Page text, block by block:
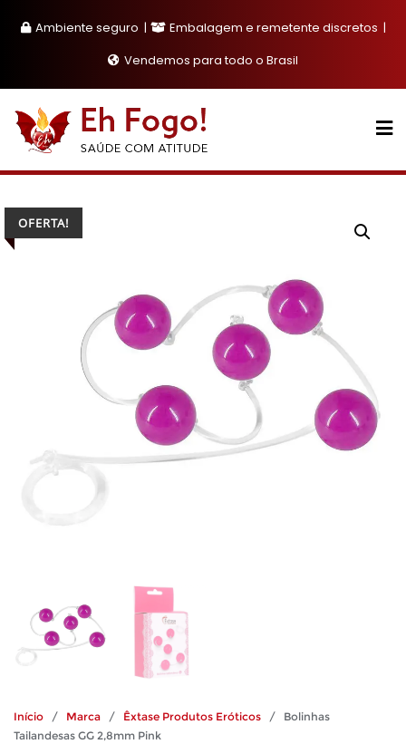
Ambiente seguro
Embalagem e remetente discretos
Vendemos para todo o Brasil
OFERTA!
Início / Marca / Êxtase Produtos Eróticos / Bolinhas
Tailandesas GG 2,8mm Pink